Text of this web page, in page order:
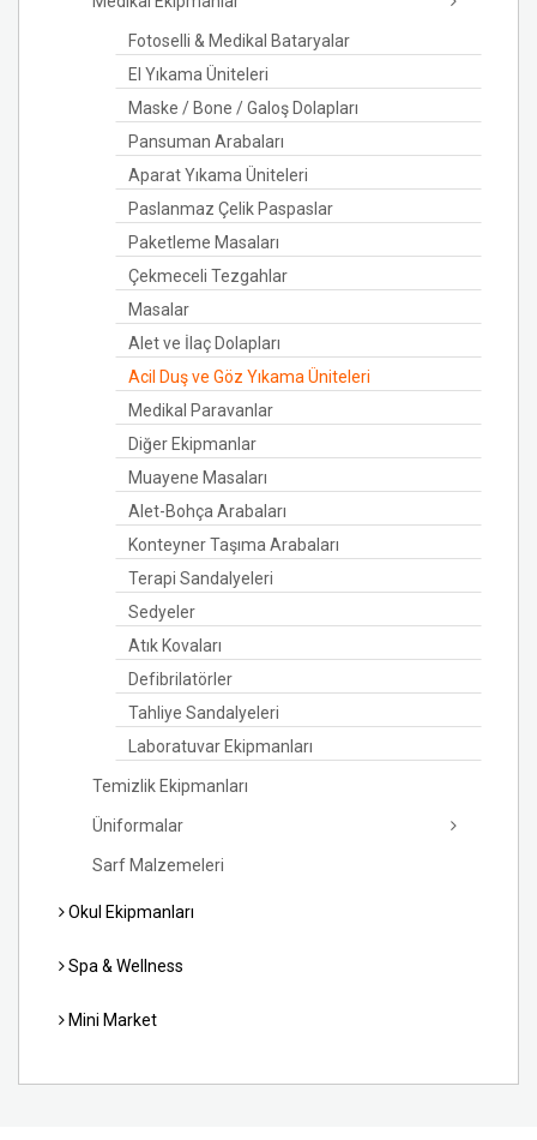
Fotoselli & Medikal Bataryalar
El Yıkama Üniteleri
Maske / Bone / Galoş Dolapları
Pansuman Arabaları
Aparat Yıkama Üniteleri
Paslanmaz Çelik Paspaslar
Paketleme Masaları
Çekmeceli Tezgahlar
Masalar
Alet ve İlaç Dolapları
Acil Duş ve Göz Yıkama Üniteleri
Medikal Paravanlar
Diğer Ekipmanlar
Muayene Masaları
Alet-Bohça Arabaları
Konteyner Taşıma Arabaları
Terapi Sandalyeleri
Sedyeler
Atık Kovaları
Defibrilatörler
Tahliye Sandalyeleri
Laboratuvar Ekipmanları
Temizlik Ekipmanları
Üniformalar
Sarf Malzemeleri
Okul Ekipmanları
Spa & Wellness
Mini Market